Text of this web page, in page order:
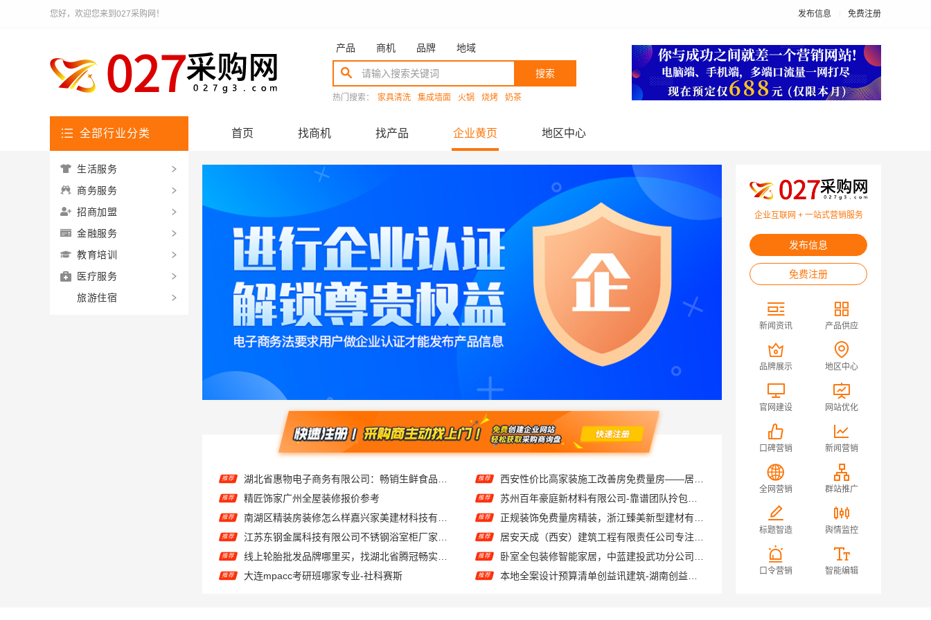
您好，欢迎您来到027采购网！ 发布信息 免费注册
产品 商机 品牌 地域
搜索
热门搜索： 家具清洗 集成墙面 火锅 烧烤 奶茶
全部行业分类 首页 找商机 找产品 企业黄页 地区中心
推荐
推荐 精匠饰家广州全屋装修报价参考
推荐
推荐
推荐
推荐 大连mpacc考研班哪家专业-社科赛斯
推荐
推荐
推荐
推荐
推荐
推荐
企业互联网 + 一站式营销服务
发布信息
免费注册
新闻资讯 产品供应
品牌展示 地区中心
官网建设 网站优化
口碑营销 新闻营销
全网营销 群站推广
标题智造 舆情监控
口令营销 智能编辑
生活服务
商务服务
招商加盟
金融服务
教育培训
医疗服务
旅游住宿